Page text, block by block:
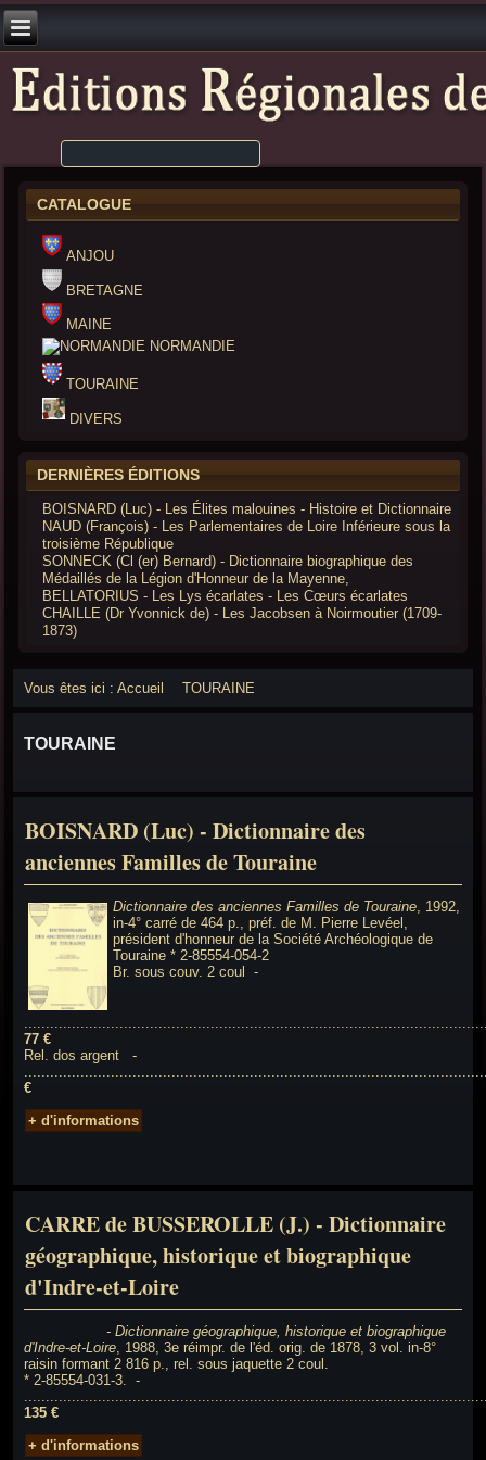
CATALOGUE
ANJOU
BRETAGNE
MAINE
NORMANDIE
TOURAINE
DIVERS
DERNIÈRES ÉDITIONS
BOISNARD (Luc) - Les Élites malouines - Histoire et Dictionnaire
NAUD (François) - Les Parlementaires de Loire Inférieure sous la
troisième République
SONNECK (Cl (er) Bernard) - Dictionnaire biographique des
Médaillés de la Légion d'Honneur de la Mayenne,
BELLATORIUS - Les Lys écarlates - Les Cœurs écarlates
CHAILLE (Dr Yvonnick de) - Les Jacobsen à Noirmoutier (1709-
1873)
Vous êtes ici :Accueil TOURAINE
TOURAINE
BOISNARD (Luc) - Dictionnaire des
anciennes Familles de Touraine
Dictionnaire des anciennes Familles de Touraine, 1992,
in-4° carré de 464 p., préf. de M. Pierre Levéel,
président d'honneur de la Société Archéologique de
Touraine * 2-85554-054-2
Br. sous couv. 2 coul -
77 €
Rel. dos argent -
€
+ d'informations
CARRE de BUSSEROLLE (J.) - Dictionnaire
géographique, historique et biographique
d'Indre-et-Loire
- Dictionnaire géographique, historique et biographique
d'Indre-et-Loire, 1988, 3e réimpr. de l'éd. orig. de 1878, 3 vol. in-8°
raisin formant 2 816 p., rel. sous jaquette 2 coul.
* 2-85554-031-3. -
135 €
+ d'informations